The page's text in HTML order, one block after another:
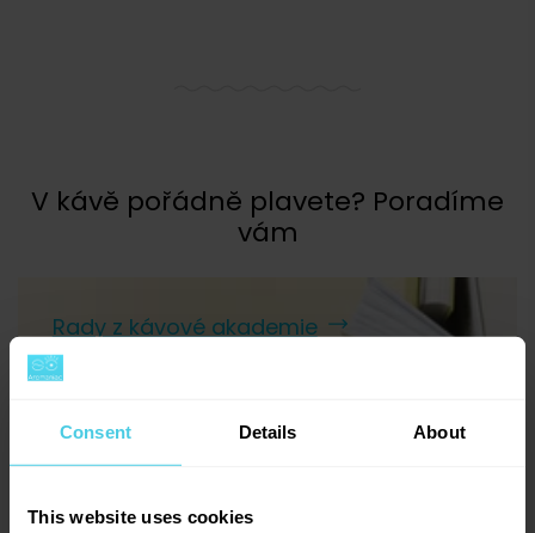
Consent Details About
This website uses cookies
V kávě pořádně plavete? Poradíme
vám
Rady z kávové akademie
Jaký je rozdíl mezi arabikou a robustou?
kávy
Jak připravit kávu v AeroPressu